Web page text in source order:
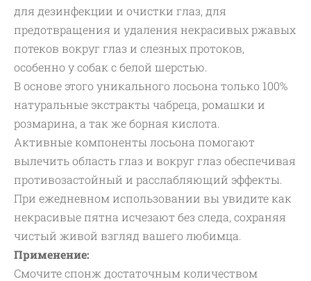
для дезинфекции и очистки глаз, для
предотвращения и удаления некрасивых ржавых
потеков вокруг глаз и слезных протоков,
особенно у собак с белой шерстью.
В основе этого уникального лосьона только 100%
натуральные экстракты чабреца, ромашки и
розмарина, а так же борная кислота.
Активные компоненты лосьона помогают
вылечить область глаз и вокруг глаз обеспечивая
противозастойный и расслабляющий эффекты.
При ежедневном использовании вы увидите как
некрасивые пятна исчезают без следа, сохраняя
чистый живой взгляд вашего любимца.
Применение:
Смочите спонж достаточным количеством